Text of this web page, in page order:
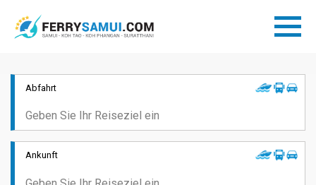
Abfahrt
Ankunft